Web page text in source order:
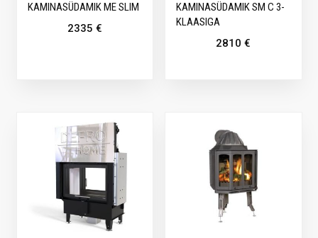
KAMINASÜDAMIK ME SLIM
2335 €
KAMINASÜDAMIK SM C 3-
KLAASIGA
2810€